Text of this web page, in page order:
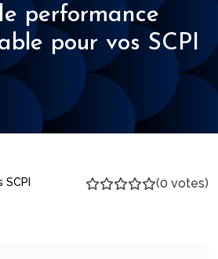
performance
pour vos SCPI
SCPI (0 votes)